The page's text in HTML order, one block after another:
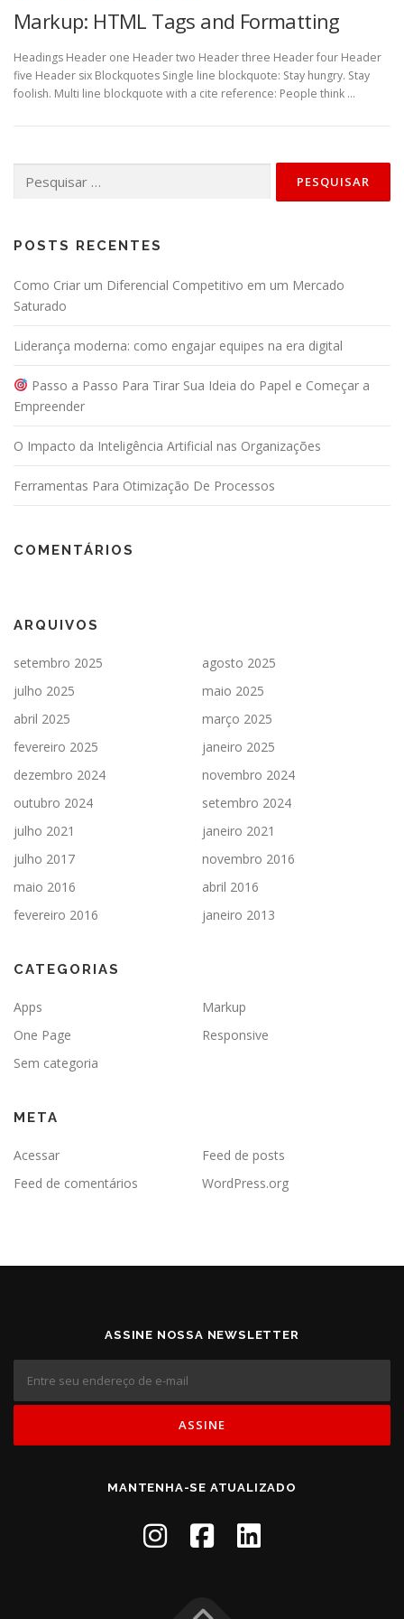
Markup: HTML Tags and Formatting
Headings Header one Header two Header three Header four Header
five Header six Blockquotes Single line blockquote: Stay hungry. Stay
foolish. Multi line blockquote with a cite reference: People think …
por:
POSTS RECENTES
Como Criar um Diferencial Competitivo em um Mercado
Saturado
Liderança moderna: como engajar equipes na era digital
Passo a Passo Para Tirar Sua Ideia do Papel e Começar a
Empreender
O Impacto da Inteligência Artificial nas Organizações
Ferramentas Para Otimização De Processos
COMENTÁRIOS
ARQUIVOS
setembro 2025
agosto 2025
julho 2025
maio 2025
abril 2025
março 2025
fevereiro 2025
janeiro 2025
dezembro 2024
novembro 2024
outubro 2024
setembro 2024
julho 2021
janeiro 2021
julho 2017
novembro 2016
maio 2016
abril 2016
fevereiro 2016
janeiro 2013
CATEGORIAS
Apps
Markup
One Page
Responsive
Sem categoria
META
Acessar
Feed de posts
Feed de comentários
WordPress.org
ASSINE NOSSA NEWSLETTER
MANTENHA-SE ATUALIZADO